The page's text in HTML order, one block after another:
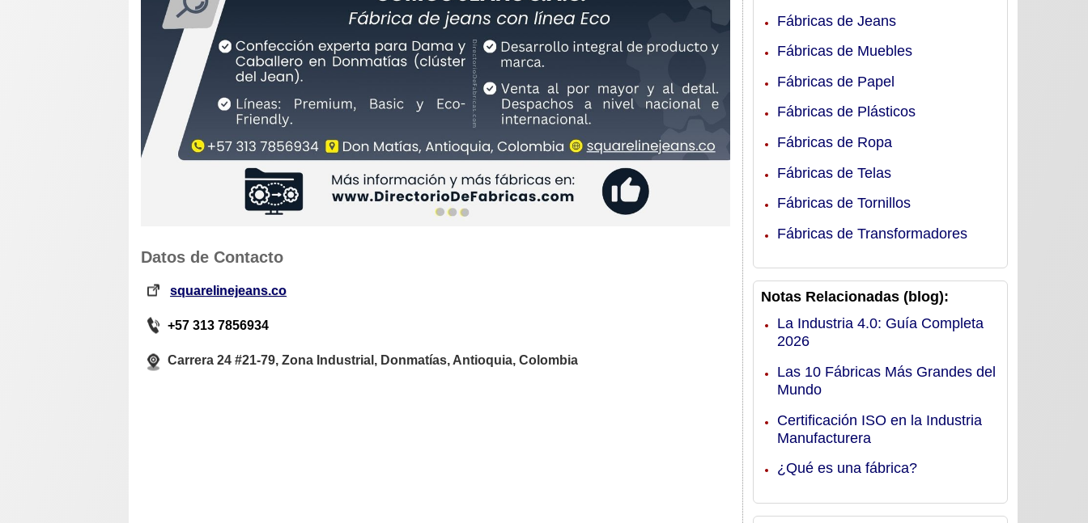
Datos de Contacto
squarelinejeans.co
+57 313 7856934
Carrera 24 #21-79, Zona Industrial, Donmatías, Antioquia, Colombia
Fábricas de Jeans
Fábricas de Muebles
Fábricas de Papel
Fábricas de Plásticos
Fábricas de Ropa
Fábricas de Telas
Fábricas de Tornillos
Fábricas de Transformadores
Notas Relacionadas (blog):
La Industria 4.0: Guía Completa
2026
Las 10 Fábricas Más Grandes del
Mundo
Certificación ISO en la Industria
Manufacturera
¿Qué es una fábrica?